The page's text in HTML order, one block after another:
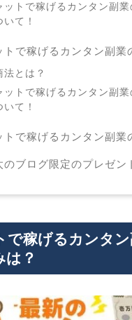
ットで稼げるカンタン副業
いて！
トで稼げるカンタン副業
法とは？
ットで稼げるカンタン副
いて！
トで稼げるカンタン副業
のブログ限定のプレゼン
で稼げるカンタ
は？